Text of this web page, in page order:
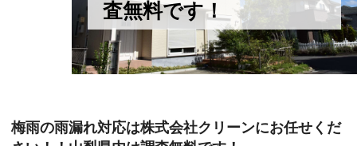
査無料です！
梅雨の雨漏れ対応は株式会社クリーンにお任せくだ